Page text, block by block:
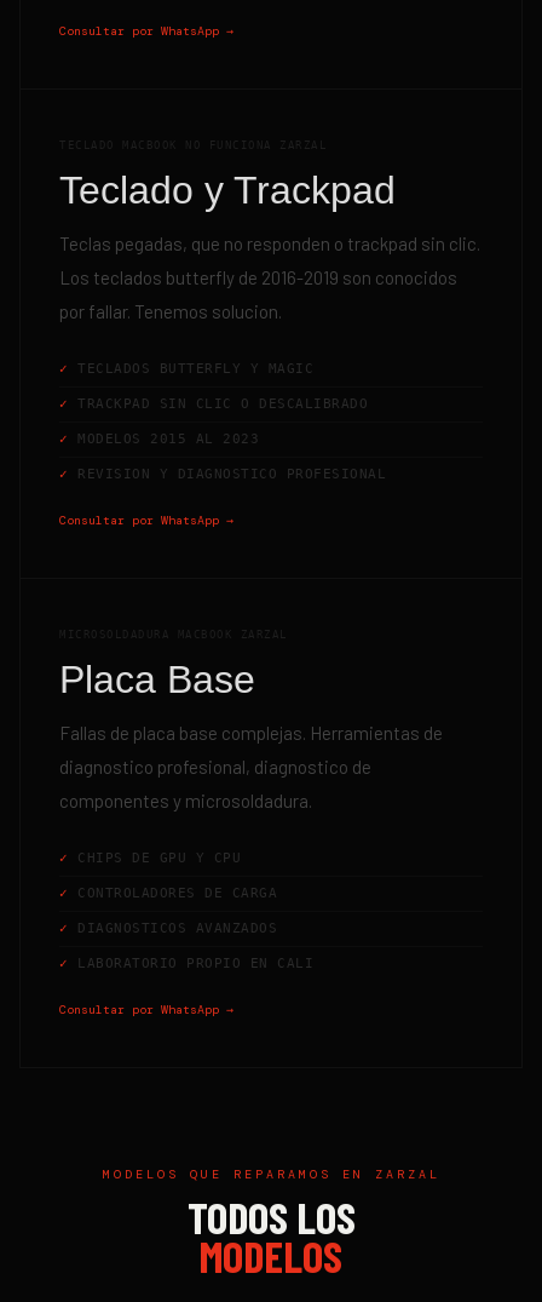
Consultar por WhatsApp →
TECLADO MACBOOK NO FUNCIONA ZARZAL
Teclado y Trackpad
Teclas pegadas, que no responden o trackpad sin clic.
Los teclados butterfly de 2016-2019 son conocidos
por fallar. Tenemos solucion.
TECLADOS BUTTERFLY Y MAGIC
TRACKPAD SIN CLIC O DESCALIBRADO
MODELOS 2015 AL 2023
REVISION Y DIAGNOSTICO PROFESIONAL
Consultar por WhatsApp →
MICROSOLDADURA MACBOOK ZARZAL
Placa Base
Fallas de placa base complejas. Herramientas de
diagnostico profesional, diagnostico de
componentes y microsoldadura.
CHIPS DE GPU Y CPU
CONTROLADORES DE CARGA
DIAGNOSTICOS AVANZADOS
LABORATORIO PROPIO EN CALI
Consultar por WhatsApp →
MODELOS QUE REPARAMOS EN ZARZAL
TODOS LOS
MODELOS